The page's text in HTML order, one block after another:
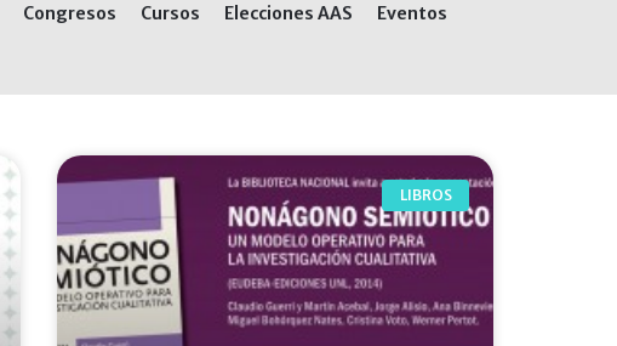
Congresos Cursos Elecciones AAS Eventos
LIBROS